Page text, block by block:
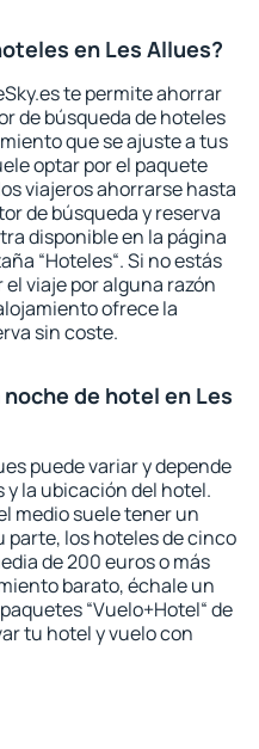
en Les Allues?
te permite ahorrar
de búsqueda de hoteles
que se ajuste a tus
optar por el paquete
viajeros ahorrarse hasta
de búsqueda y reserva
disponible en la página
“Hoteles“. Si no estás
viaje por alguna razón
ofrece la
sin coste.
de hotel en Les
puede variar y depende
la ubicación del hotel.
medio suele tener un
parte, los hoteles de cinco
de 200 euros o más
barato, échale un
“Vuelo+Hotel“ de
tu hotel y vuelo con